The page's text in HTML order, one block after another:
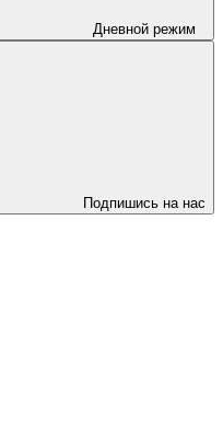
Дневной режим
Подпишись на нас